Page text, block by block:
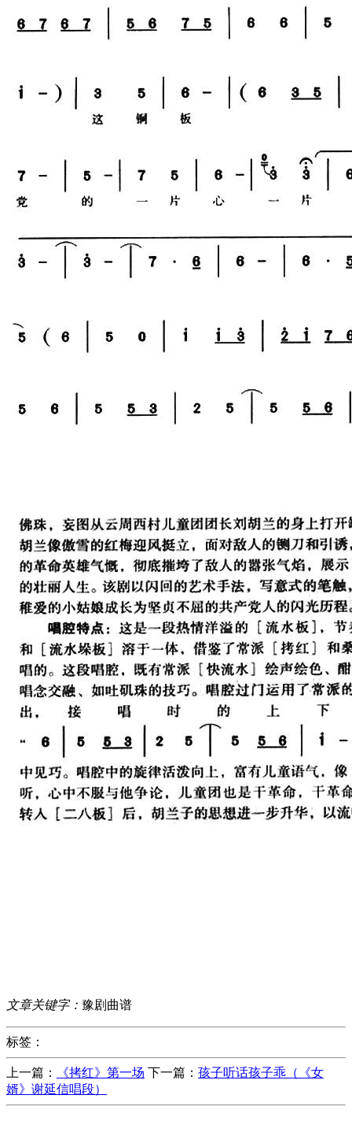
文章关键字： 豫剧曲谱
标签：
上一篇： 《拷红》第一场 下一篇： 孩子听话孩子乖（《女
婿》谢延信唱段）